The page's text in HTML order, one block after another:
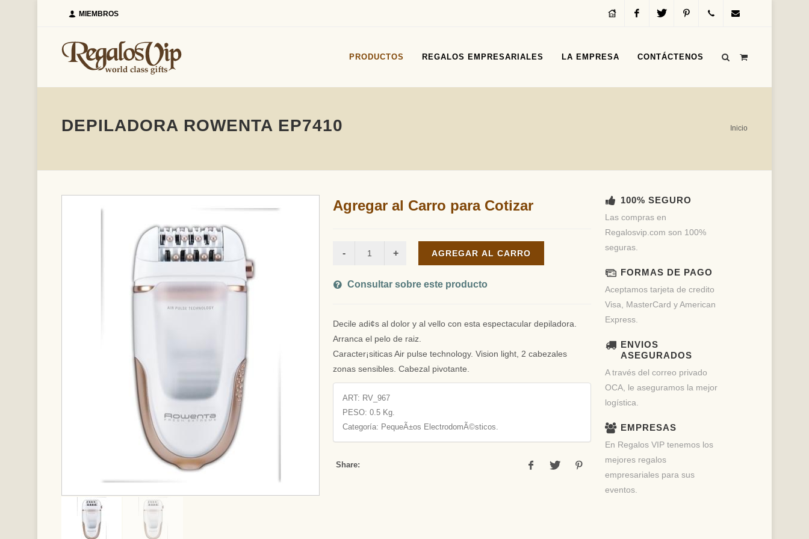
MIEMBROS
4312-
PRODUCTOS
REGALOS EMPRESARIALES LA EMPRESA CONTÁCTENOS
DEPILADORA ROWENTA EP7410 Inicio
Agregar al Carro para Cotizar
AGREGAR AL CARRO
Consultar sobre este producto
Decile adi¢s al dolor y al vello con esta espectacular depiladora.
Arranca el pelo de raiz.
Caracter¡siticas Air pulse technology. Vision light, 2 cabezales
zonas sensibles. Cabezal pivotante.
ART: RV_967
PESO:0.5 Kg.
Categoría: PequeÃ±os ElectrodomÃ©sticos.
Share:
100% SEGURO
Las compras en
Regalosvip.com son 100%
seguras.
FORMAS DE PAGO
Aceptamos tarjeta de credito
Visa, MasterCard y American
Express.
ENVIOS
ASEGURADOS
A través del correo privado
OCA, le aseguramos la mejor
logística.
EMPRESAS
En Regalos VIP tenemos los
mejores regalos
empresariales para sus
eventos.